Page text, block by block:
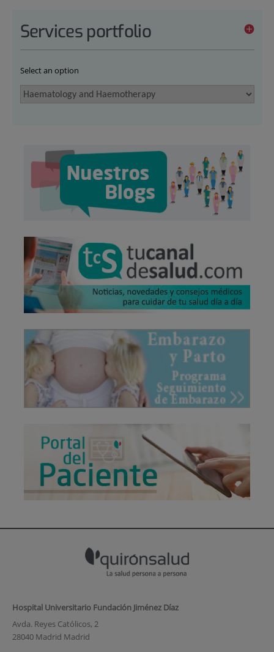
Services portfolio
Select an option
Hospital Universitario Fundación Jiménez Díaz
Avda. Reyes Católicos, 2
28040 Madrid Madrid